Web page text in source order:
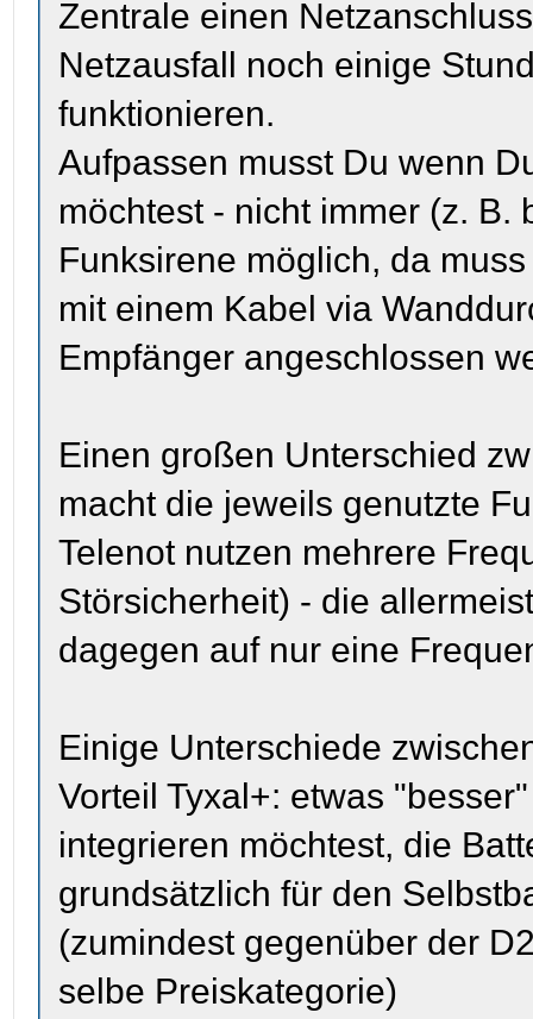
Zentrale einen
Netzausfall noch einige
funktionieren.
Aufpassen musst Du wenn
möchtest - nicht immer (z. B.
Funksirene möglich, da
mit einem Kabel via
Empfänger angeschlossen
Einen großen Unterschied
macht die jeweils genutzte
Telenot nutzen mehrere
Störsicherheit) - die
dagegen auf nur eine
Einige Unterschiede
Vorteil Tyxal+: etwas
integrieren möchtest, die
grundsätzlich für den
(zumindest gegenüber der
selbe Preiskategorie)